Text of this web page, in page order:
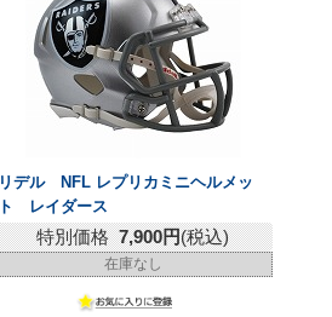
リデル NFL レプリカミニヘルメッ
ト レイダース
特別価格 7,900円(税込)
在庫なし